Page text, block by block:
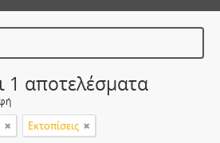
1 αποτελέσματα
Εκτοπίσεις